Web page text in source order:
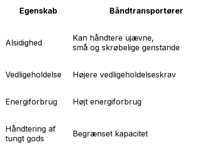
Egenskab Båndtransportører
Alsidighed
Kan håndtere ujævne,
små og skrøbelige genstande
Vedligeholdelse Højere vedligeholdelseskrav
Energiforbrug Højt energiforbrug
Håndtering af
tungt gods
Begrænset kapacitet